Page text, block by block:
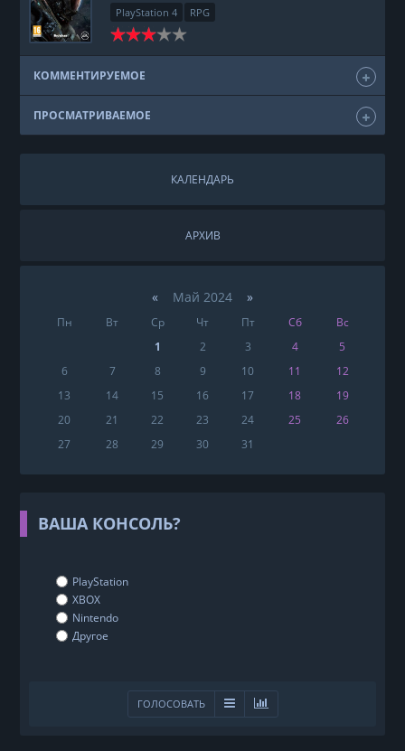
PlayStation 4 RPG
КОММЕНТИРУЕМОЕ
ПРОСМАТРИВАЕМОЕ
КАЛЕНДАРЬ
АРХИВ
«Май 2024 »
Пн Вт Ср Чт Пт Сб
Вс
1
2 3 4
5
6
7 8 9 10 11
12
13
14 15 16 17 18
19
20
21 22 23 24 25
26
27
28 29 30 31
ВАША КОНСОЛЬ?
PlayStation
XBOX
Nintendo
Другое
ГОЛОСОВАТЬ